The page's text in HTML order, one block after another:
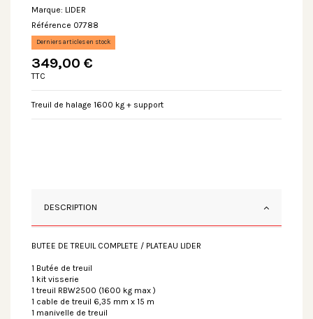
Marque: LIDER
Référence 07788
Derniers articles en stock
349,00 €
TTC
Treuil de halage 1600 kg + support
DESCRIPTION
BUTEE DE TREUIL COMPLETE / PLATEAU LIDER
1 Butée de treuil
1 kit visserie
1 treuil RBW2500 (1600 kg max )
1 cable de treuil 6,35 mm x 15 m
1 manivelle de treuil